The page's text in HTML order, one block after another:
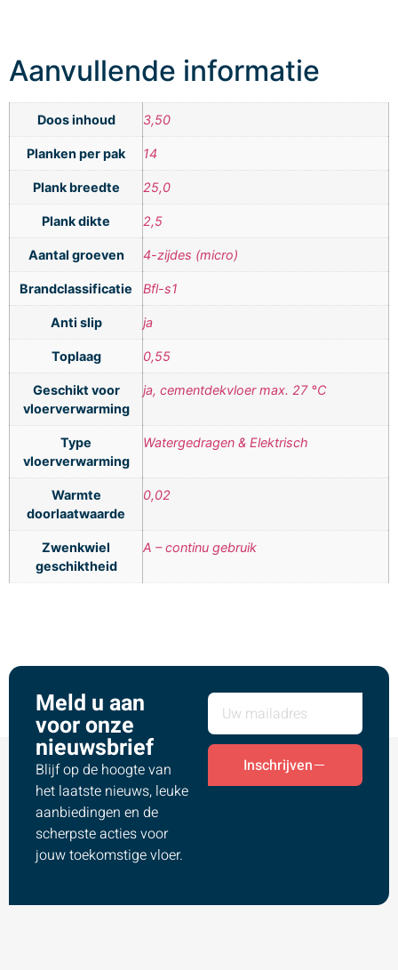
Aanvullende informatie
Doos inhoud 3,50
Planken per pak 14
Plank breedte 25,0
Plank dikte 2,5
Aantal groeven 4-zijdes (micro)
Brandclassificatie Bfl-s1
Anti slip ja
Toplaag 0,55
Geschikt voor
vloerverwarming
ja, cementdekvloer max. 27 °C
Type
vloerverwarming
Watergedragen & Elektrisch
Warmte
doorlaatwaarde
0,02
Zwenkwiel
geschiktheid
A – continu gebruik
Meld u aan
voor onze
nieuwsbrief
Blijf op de hoogte van
het laatste nieuws, leuke
aanbiedingen en de
scherpste acties voor
jouw toekomstige vloer.
Inschrijven